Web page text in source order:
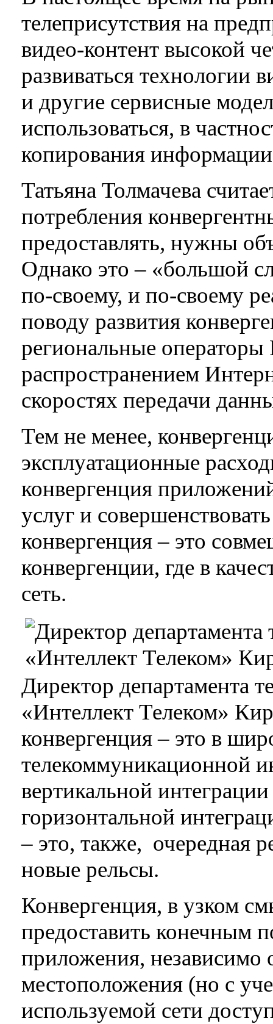
телеприсутствия на
видео-контент высокой
развиваться технологии
и другие сервисные
использоваться, в
копирования
Татьяна Толмачева
потребления
предоставлять, нужны
Однако это – «большой
по-своему, и по-своему
поводу развития
региональные
распространением
скоростях передачи
Тем не менее,
эксплуатационные
конвергенция
услуг и
конвергенция – это
конвергенции, где в
сеть.
Директор департамента
«Интеллект Телеком»
конвергенция – это в
телекоммуникационной
вертикальной
горизонтальной
– это, также, очередная
новые рельсы.
Конвергенция, в узком
предоставить конечным
приложения, независимо
местоположения (но с
используемой сети